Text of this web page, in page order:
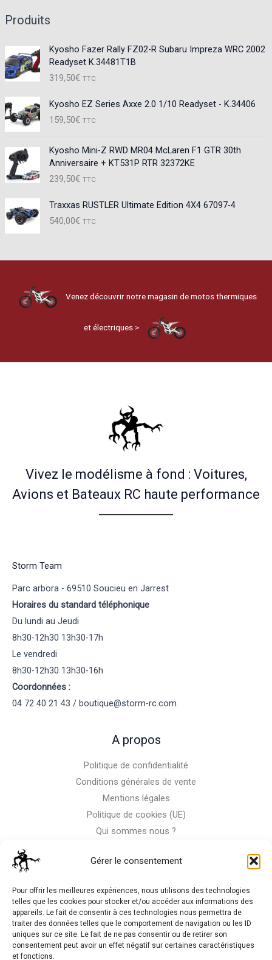
Gérer le consentement
Pour offrir les meilleures expériences, nous utilisons des technologies
telles que les cookies pour stocker et/ou accéder aux informations des
appareils. Le fait de consentir à ces technologies nous permettra de
traiter des données telles que le comportement de navigation ou les ID
uniques sur ce site. Le fait de ne pas consentir ou de retirer son
consentement peut avoir un effet négatif sur certaines caractéristiques
et fonctions.
Produits
Kyosho Fazer Rally FZ02-R Subaru Impreza WRC 2002
Readyset K.34481T1B
319,50€ TTC
Kyosho EZ Series Axxe 2.0 1/10 Readyset - K.34406
159,50€ TTC
Kyosho Mini-Z RWD MR04 McLaren F1 GTR 30th
Anniversaire + KT531P RTR 32372KE
239,50€ TTC
Traxxas RUSTLER Ultimate Edition 4X4 67097-4
540,00€ TTC
Venez découvrir notre magasin de motos thermiques
et électriques >
Vivez le modélisme à fond : Voitures,
Avions et Bateaux RC haute performance
Storm Team
Parc arbora - 69510 Soucieu en Jarrest
Horaires du standard téléphonique
Du lundi au Jeudi
8h30-12h30 13h30-17h
Le vendredi
8h30-12h30 13h30-16h
Coordonnées :
04 72 40 21 43 / boutique@storm-rc.com
A propos
Politique de confidentialité
Conditions générales de vente
Mentions légales
Politique de cookies (UE)
Qui sommes nous ?
La RC n'est pas notre seule passion, venez visiter notre shop
de motos